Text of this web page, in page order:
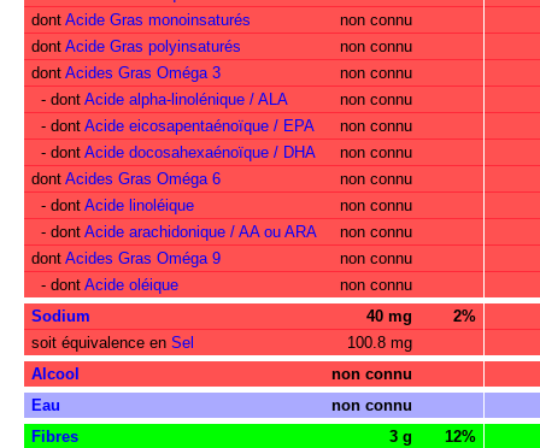
dont Acide Gras monoinsaturés
non connu
dont Acide Gras polyinsaturés
non connu
dont Acides Gras Oméga 3
non connu
- dont Acide alpha-linolénique / ALA
non connu
- dont Acide eicosapentaénoïque / EPA
non connu
- dont Acide docosahexaénoïque / DHA
non connu
dont Acides Gras Oméga 6
non connu
- dont Acide linoléique
non connu
- dont Acide arachidonique / AA ou ARA
non connu
dont Acides Gras Oméga 9
non connu
- dont Acide oléique
non connu
Sodium
40 mg
2%
soit équivalence en Sel
100.8 mg
Alcool
non connu
Eau
non connu
Fibres
3 g
12%